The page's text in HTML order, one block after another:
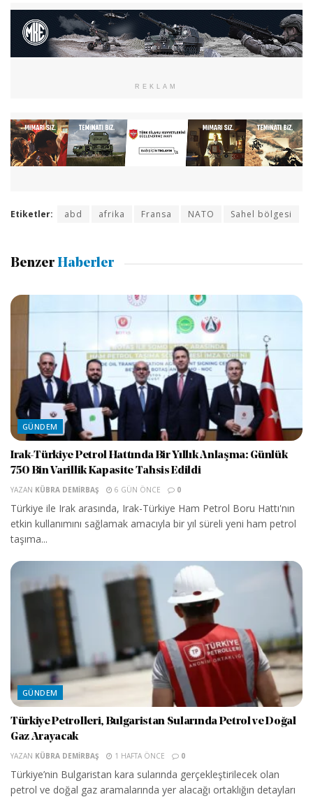
REKLAM
Etiketler: abd afrika Fransa NATO Sahel bölgesi
Benzer Haberler
GÜNDEM
Irak-Türkiye Petrol Hattında Bir Yıllık Anlaşma: Günlük
750 Bin Varillik Kapasite Tahsis Edildi
YAZAN KÜBRA DEMIRBAŞ 6 GÜN ÖNCE 0
Türkiye ile Irak arasında, Irak-Türkiye Ham Petrol Boru Hattı'nın
etkin kullanımını sağlamak amacıyla bir yıl süreli yeni ham petrol
taşıma...
GÜNDEM
Türkiye Petrolleri, Bulgaristan Sularında Petrol ve Doğal
Gaz Arayacak
YAZAN KÜBRA DEMIRBAŞ 1 HAFTA ÖNCE 0
Türkiye’nin Bulgaristan kara sularında gerçekleştirilecek olan
petrol ve doğal gaz aramalarında yer alacağı ortaklığın detayları